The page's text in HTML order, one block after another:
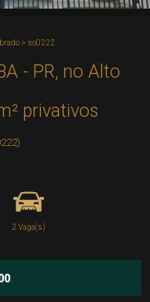
> so0222
- PR, no Alto
privativos
2 Vaga(s)